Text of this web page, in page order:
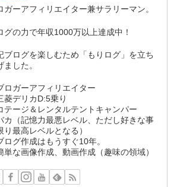
ガーアフィリエイター兼サラリーマン。
グの力で年収1000万以上達成中！
ブログを楽しむため「もりログ」を立ち
ました。
ロガーアフィリエイター
菱デリカD:5乗り
テージ＆レンタルテントキャンパー
カ（記憶力最悪レベル、ただし好きな事
り最高レベルとなる）
ログ作成はもうすぐ10年。
単な画像作成、動画作成（趣味の領域）